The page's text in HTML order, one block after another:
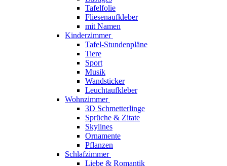
Tafelfolie
Fliesenaufkleber
mit Namen
Kinderzimmer
Tafel-Stundenpläne
Tiere
Sport
Musik
Wandsticker
Leuchtaufkleber
Wohnzimmer
3D Schmetterlinge
Sprüche & Zitate
Skylines
Ornamente
Pflanzen
Schlafzimmer
Liebe & Romantik